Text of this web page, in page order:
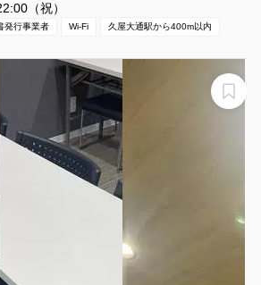
（祝）
発行事業者 Wi-Fi 久屋大通駅から400m以内
地！改装したばかりのキレイな